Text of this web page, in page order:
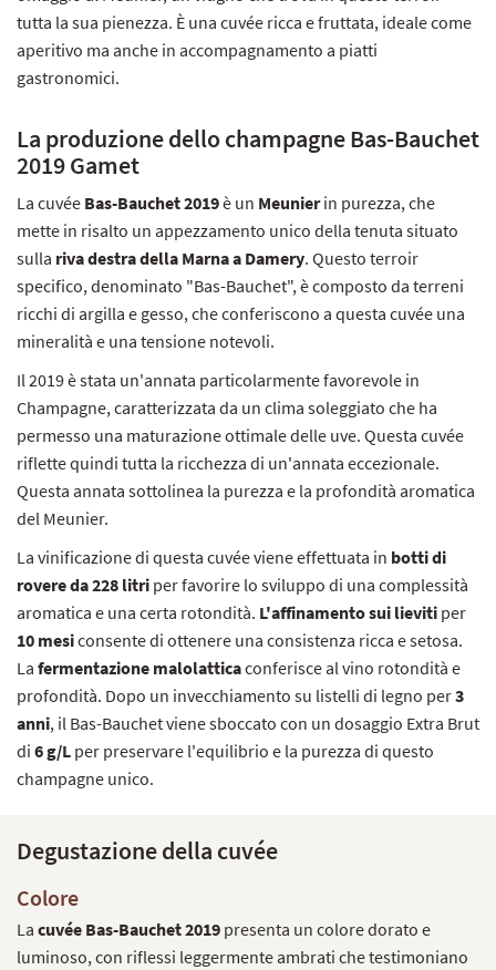
tutta la sua pienezza. È una cuvée ricca e fruttata, ideale come
aperitivo ma anche in accompagnamento a piatti
gastronomici.
La produzione dello champagne Bas-Bauchet
2019 Gamet
La cuvée Bas-Bauchet 2019è un Meunierin purezza, che
mette in risalto un appezzamento unico della tenuta situato
sulla riva destra della Marna a Damery. Questo terroir
specifico, denominato "Bas-Bauchet", è composto da terreni
ricchi di argilla e gesso, che conferiscono a questa cuvée una
mineralità e una tensione notevoli.
Il 2019 è stata un'annata particolarmente favorevole in
Champagne, caratterizzata da un clima soleggiato che ha
permesso una maturazione ottimale delle uve. Questa cuvée
riflette quindi tutta la ricchezza di un'annata eccezionale.
Questa annata sottolinea la purezza e la profondità aromatica
del Meunier.
La vinificazione di questa cuvée viene effettuata in botti di
rovere da 228 litri per favorire lo sviluppo di una complessità
aromatica e una certa rotondità. L'affinamento sui lieviti per
10 mesiconsente di ottenere una consistenza ricca e setosa.
La fermentazione malolatticaconferisce al vino rotondità e
profondità. Dopo un invecchiamento su listelli di legno per3
anni, il Bas-Bauchet viene sboccato con un dosaggio Extra Brut
di 6 g/L per preservare l'equilibrio e la purezza di questo
champagne unico.
Degustazione della cuvée
Colore
La cuvée Bas-Bauchet 2019 presenta un colore dorato e
luminoso, con riflessi leggermente ambrati che testimoniano